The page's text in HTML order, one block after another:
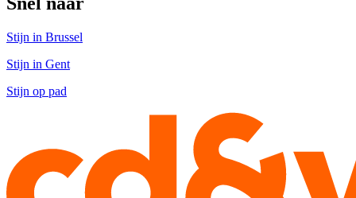
Stijn in Brussel
Stijn in Gent
Stijn op pad